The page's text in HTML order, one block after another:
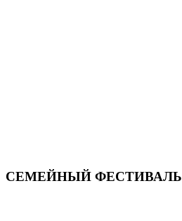
СЕМЕЙНЫЙ ФЕСТИВАЛЬ